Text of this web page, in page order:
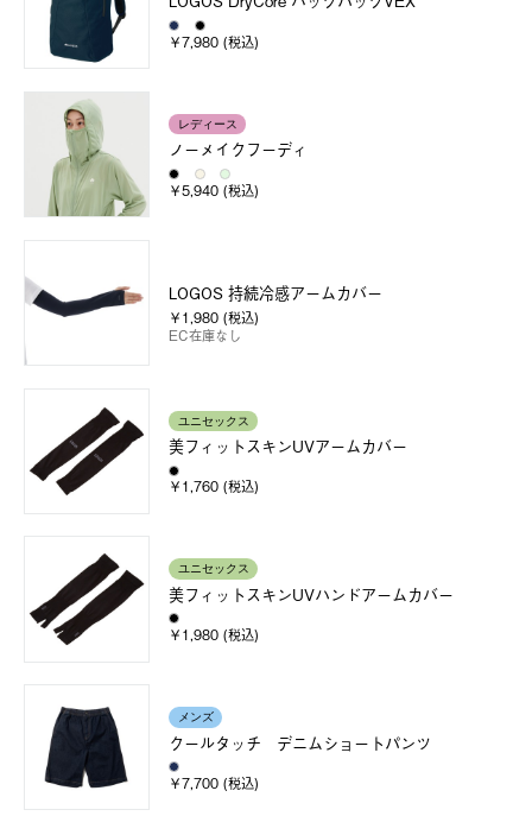
￥7,980 (税込)
レディース
ノーメイクフーディ
￥5,940 (税込)
LOGOS 持続冷感アームカバー
￥1,980 (税込)
EC在庫なし
ユニセックス
美フィットスキンUVアームカバー
￥1,760 (税込)
ユニセックス
美フィットスキンUVハンドアームカバー
￥1,980 (税込)
メンズ
クールタッチ デニムショートパンツ
￥7,700 (税込)